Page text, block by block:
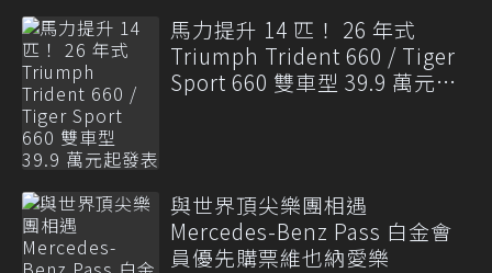
馬力提升 14 匹！ 26 年式
Triumph Trident 660 / Tiger
Sport 660 雙車型 39.9 萬元起
與世界頂尖樂團相遇
Mercedes-Benz Pass 白金會
員優先購票維也納愛樂